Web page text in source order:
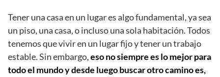
Tener una casa en un lugar es algo fundamental, ya sea
un piso, una casa, o incluso una sola habitación. Todos
tenemos que vivir en un lugar fijo y tener un trabajo
estable. Sin embargo,eso no siempre es lo mejor para
todo el mundo y desde luego buscar otro camino es,